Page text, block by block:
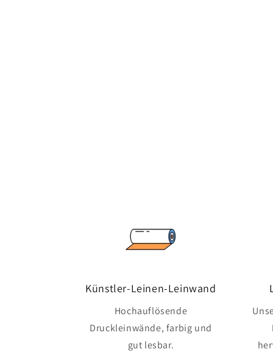
Künstler-Leinen-Leinwand
Hochauflösende
Druckleinwände, farbig und
gut lesbar.